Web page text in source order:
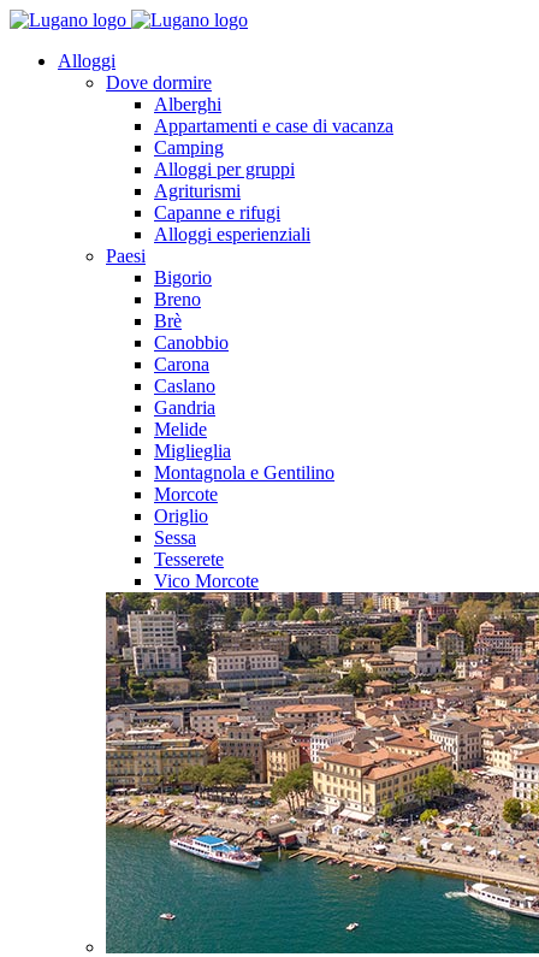
Alloggi
Dove dormire
Alberghi
Appartamenti e case di vacanza
Camping
Alloggi per gruppi
Agriturismi
Capanne e rifugi
Alloggi esperienziali
Paesi
Bigorio
Breno
Brè
Canobbio
Carona
Caslano
Gandria
Melide
Miglieglia
Montagnola e Gentilino
Morcote
Origlio
Sessa
Tesserete
Vico Morcote